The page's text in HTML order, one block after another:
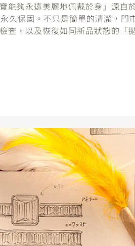
能夠永遠美麗地佩戴於身」源自
久保固。不只是簡單的清潔，門
查，以及恢復如同新品狀態的「